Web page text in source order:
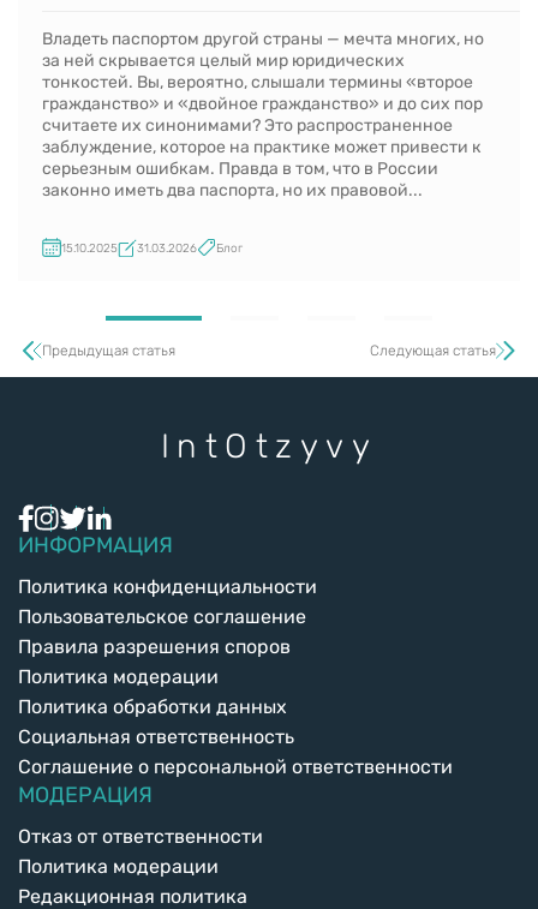
Владеть паспортом другой страны — мечта многих, но
за ней скрывается целый мир юридических
тонкостей. Вы, вероятно, слышали термины «второе
гражданство» и «двойное гражданство» и до сих пор
считаете их синонимами? Это распространенное
заблуждение, которое на практике может привести к
серьезным ошибкам. Правда в том, что в России
законно иметь два паспорта, но их правовой...
15.10.2025 31.03.2026 Блог
Следующая статья
Предыдущая статья
Int Otzyvy
ИНФОРМАЦИЯ
Политика конфиденциальности
Пользовательское соглашение
Правила разрешения споров
Политика модерации
Политика обработки данных
Социальная ответственность
Соглашение о персональной ответственности
МОДЕРАЦИЯ
Отказ от ответственности
Политика модерации
Редакционная политика